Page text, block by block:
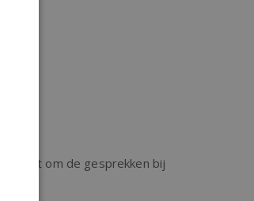
om de gesprekken bij